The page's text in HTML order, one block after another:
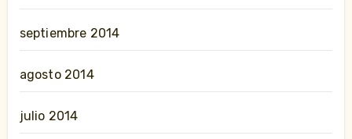
septiembre 2014
agosto 2014
julio 2014